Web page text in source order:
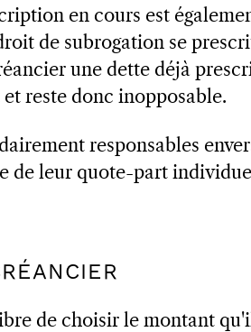
en cours est
de subrogation se
une dette déjà
reste donc inopposable.
responsables
de leur quote-part
de choisir le montant